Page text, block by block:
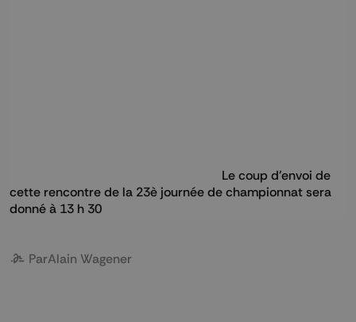
Le coup d'envoi de
cette rencontre de la 23è journée de championnat sera
donné à 13 h 30
ParAlain Wagener